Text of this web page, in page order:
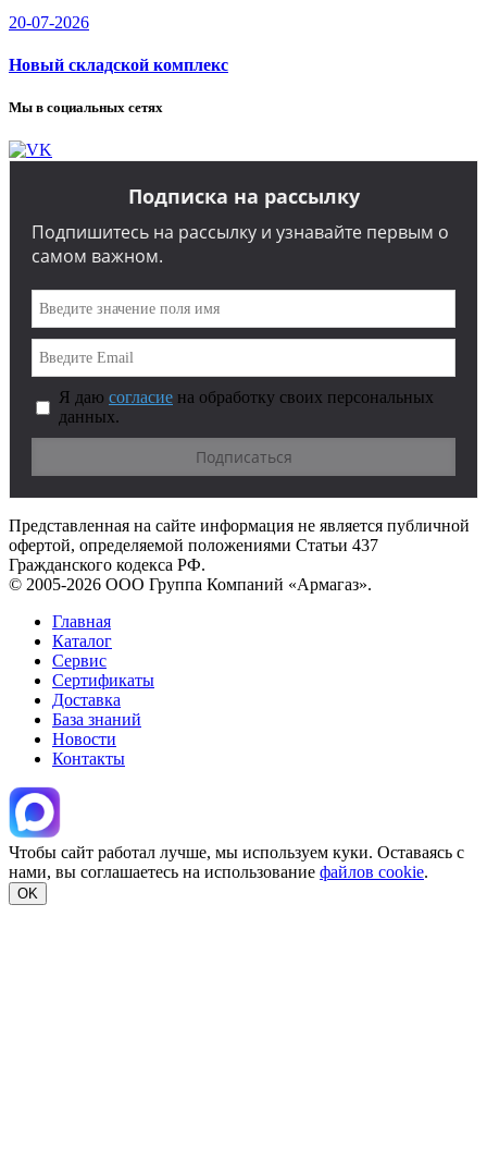
20-07-2026
Новый складской комплекс
Мы в социальных сетях
Подписка на рассылку
Подпишитесь на рассылку и узнавайте первым о
самом важном.
Я даю согласие на обработку своих персональных
данных.
Представленная на сайте информация не является публичной
офертой, определяемой положениями Статьи 437
Гражданского кодекса РФ.
© 2005-2026 ООО Группа Компаний «Армагаз».
Главная
Каталог
Сервис
Сертификаты
Доставка
База знаний
Новости
Контакты
Чтобы сайт работал лучше, мы используем куки. Оставаясь с
нами, вы соглашаетесь на использование файлов cookie.
OK